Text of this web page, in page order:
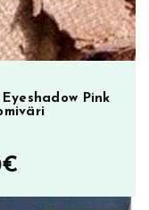
Pink
€Nykyinen
hinta